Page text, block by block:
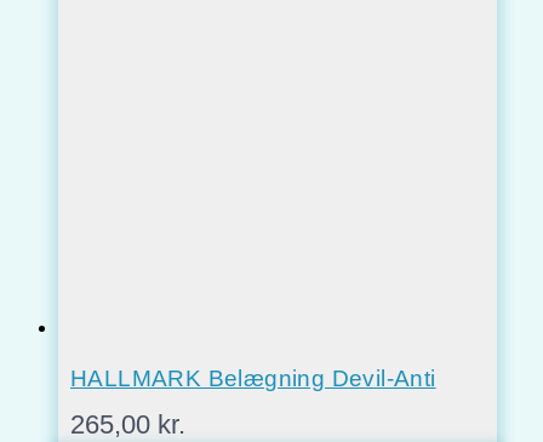
HALLMARK Belægning Devil-Anti
265,00 kr.